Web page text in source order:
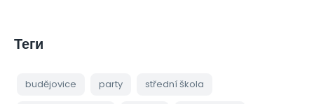
Теги
budějovice party střední škola